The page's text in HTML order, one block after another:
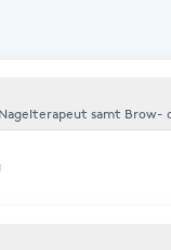
samt Brow-